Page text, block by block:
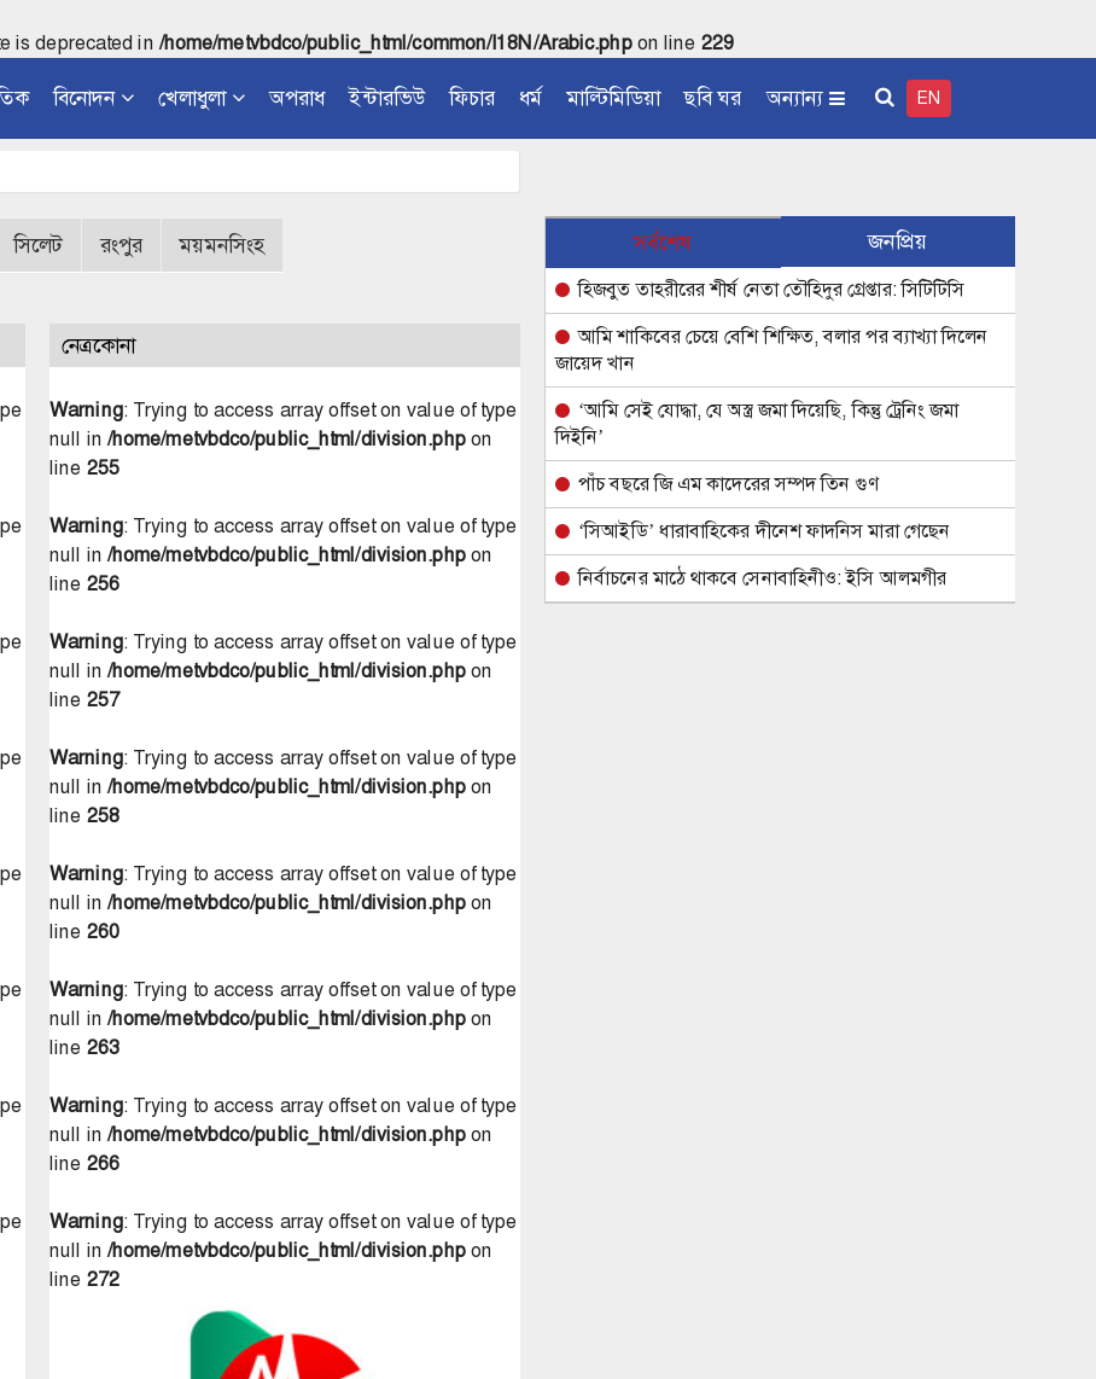
is deprecated in /home/metvbdco/public_html/common/I18N/Arabic.phpon line 229
বিনোদন খেলাধুলা অপরাধ ইন্টারভিউ ফিচার ধর্ম মাল্টিমিডিয়া ছবি ঘর অন্যান্য EN
সিলেট রংপুর ময়মনসিংহ
নেত্রকোনা
Warning: Trying to access array offset on value of type
null in /home/metvbdco/public_html/division.phpon
line 255
Warning: Trying to access array offset on value of type
null in /home/metvbdco/public_html/division.phpon
line 256
Warning: Trying to access array offset on value of type
null in /home/metvbdco/public_html/division.phpon
line 257
Warning: Trying to access array offset on value of type
null in /home/metvbdco/public_html/division.phpon
line 258
Warning: Trying to access array offset on value of type
null in /home/metvbdco/public_html/division.phpon
line 260
Warning: Trying to access array offset on value of type
null in /home/metvbdco/public_html/division.phpon
line 263
Warning: Trying to access array offset on value of type
null in /home/metvbdco/public_html/division.phpon
line 266
Warning: Trying to access array offset on value of type
null in /home/metvbdco/public_html/division.phpon
line 272
সর্বশেষ জনপ্রিয়
হিজবুত তাহরীরের শীর্ষ নেতা তৌহিদুর গ্রেপ্তার: সিটিটিসি
আমি শাকিবের চেয়ে বেশি শিক্ষিত, বলার পর ব্যাখ্যা দিলেন
জায়েদ খান
‘আমি সেই যোদ্ধা, যে অস্ত্র জমা দিয়েছি, কিন্তু ট্রেনিং জমা
দিইনি’
পাঁচ বছরে জি এম কাদেরের সম্পদ তিন গুণ
‘সিআইডি’ ধারাবাহিকের দীনেশ ফাদনিস মারা গেছেন
নির্বাচনের মাঠে থাকবে সেনাবাহিনীও: ইসি আলমগীর